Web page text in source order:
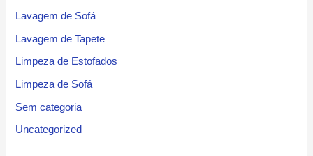
Lavagem de Sofá
Lavagem de Tapete
Limpeza de Estofados
Limpeza de Sofá
Sem categoria
Uncategorized